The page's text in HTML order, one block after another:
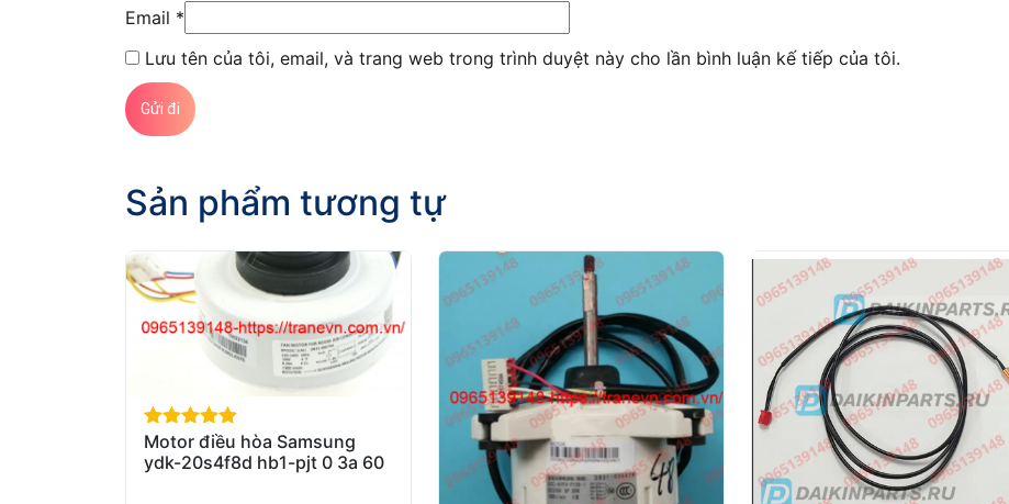
Email *
Lưu tên của tôi, email, và trang web trong trình duyệt này cho lần bình luận kế tiếp của tôi.
Sản phẩm tương tự
out of 5
Motor điều hòa Samsung
ydk-20s4f8d hb1-pjt 0 3a 60